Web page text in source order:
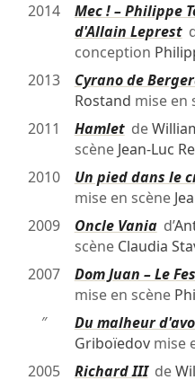
2014
Mec ! – Philippe
d'Allain Leprest
conception
2013
Cyrano de
Rostand mise en
2011
Hamletde
scène Jean-Luc
2010
Un pied dans le
mise en scène
2009
Oncle Vaniad’
scène Claudia
2007
Dom Juan – Le
mise en scène
″
Du malheur
Griboïedovmise
2005
Richard IIIde